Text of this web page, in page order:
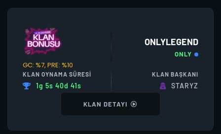
GC: %7, PRE: %10
ONLYLEGEND
ONLY
KLAN OYNAMA SÜRESI
1g 5s 40d 41s
KLAN BAŞKANI
STARYZ
KLAN DETAYI